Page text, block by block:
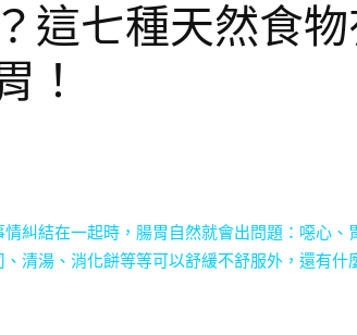
這七種天然食物
！
糾結在一起時，腸胃自然就會出問題：噁心、
清湯、消化餅等等可以舒緩不舒服外，還有什